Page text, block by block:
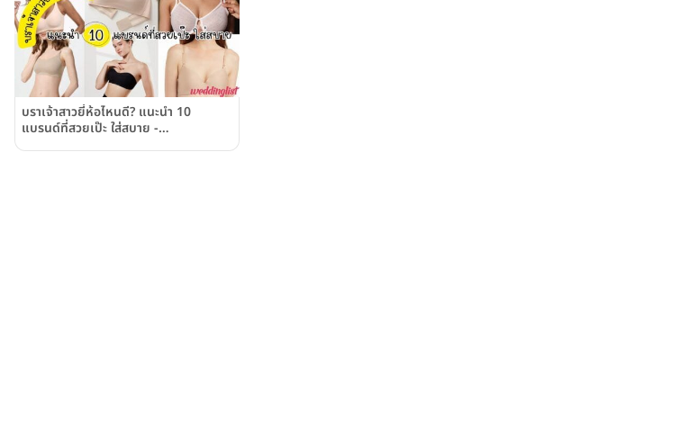
บราเจ้าสาวยี่ห้อไหนดี? แนะนำ 10
แบรนด์ที่สวยเป๊ะ ใส่สบาย -